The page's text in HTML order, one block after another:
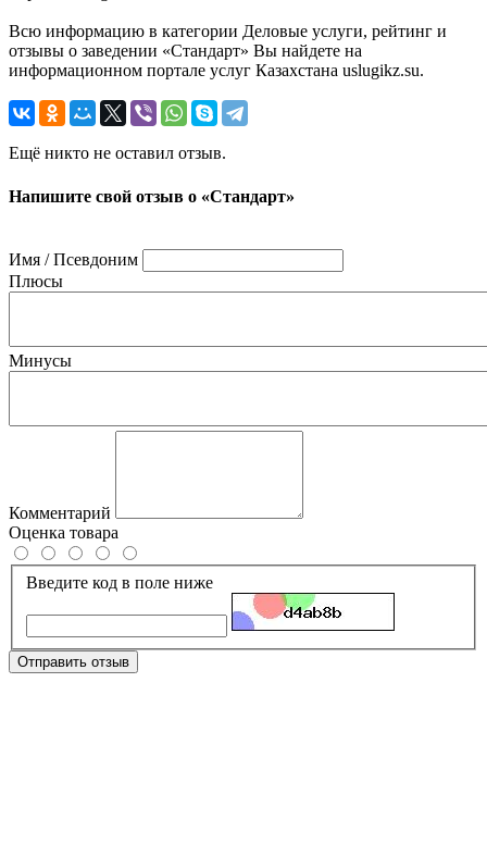
Всю информацию в категории Деловые услуги, рейтинг и
отзывы о заведении «Стандарт» Вы найдете на
информационном портале услуг Казахстана uslugikz.su.
Ещё никто не оставил отзыв.
Напишите свой отзыв о «Стандарт»
Имя / Псевдоним
Плюсы
Минусы
Комментарий
Оценка товара
Введите код в поле ниже
Отправить отзыв